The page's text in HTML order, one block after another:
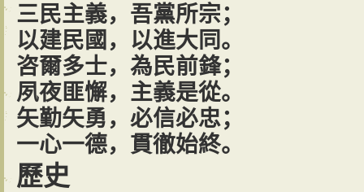
三民主義，吾黨所宗；
以建民國，以進大同。
咨爾多士，為民前鋒；
夙夜匪懈，主義是從。
矢勤矢勇，必信必忠；
一心一德，貫徹始終。
歷史